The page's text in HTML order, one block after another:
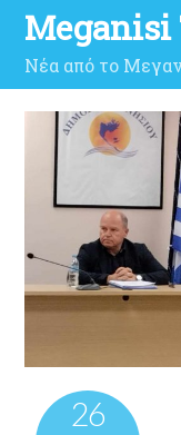
Meganisi
Νέα από το
26